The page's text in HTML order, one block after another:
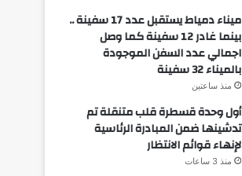
ميناء دمياط يستقبل عدد 17 سفينة ..
بينما غادر 12 سفينة كما وصل
اجمالي عدد السفن الموجودة
بالميناء 32 سفينة
منذ ساعتين
أول وحدة قسطرة قلب متنقلة تم
تدشينها ضمن المبادرة الرئاسية
لإنهاء قوائم الانتظار
منذ 3 ساعات